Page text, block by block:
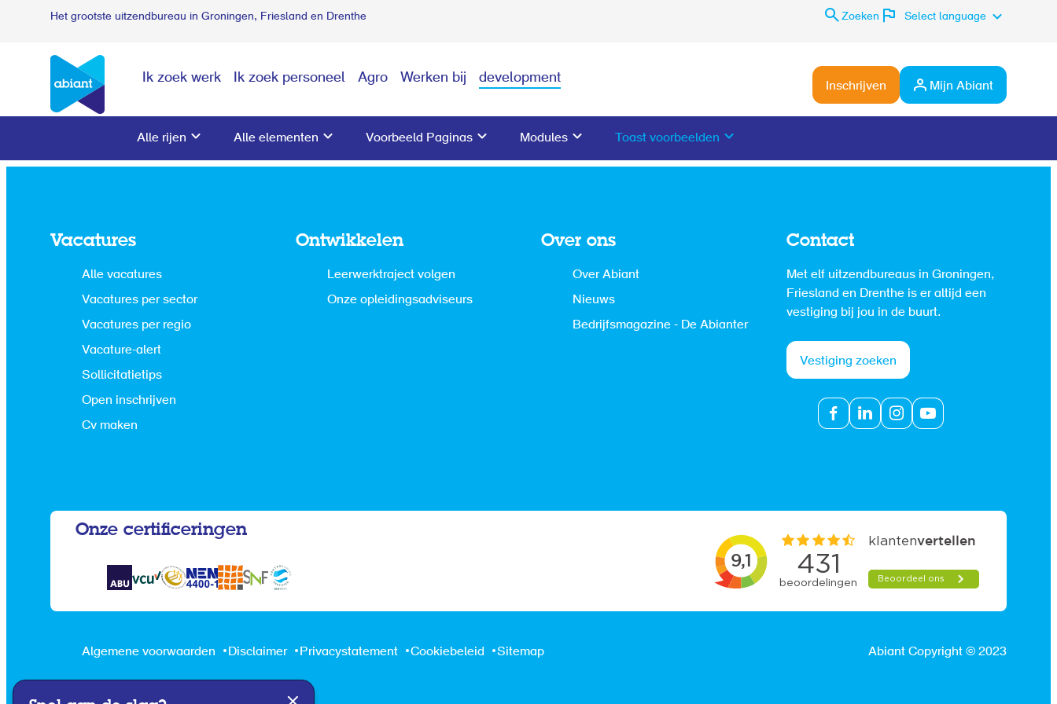
Het grootste uitzendbureau in Groningen, Friesland en Drenthe Zoeken Select language
Ik zoek werk Ik zoek personeel Agro Werken bij development
Alle rijen Alle elementen Voorbeeld Paginas Modules Toast voorbeelden
Inschrijven Mijn Abiant
Vacatures
Alle vacatures
Vacatures per sector
Vacatures per regio
Vacature-alert
Sollicitatietips
Open inschrijven
Cv maken
Ontwikkelen
Leerwerktraject volgen
Onze opleidingsadviseurs
Over ons
Over Abiant
Nieuws
Bedrijfsmagazine - De Abianter
Contact
Met elf uitzendbureaus in Groningen,
Friesland en Drenthe is er altijd een
vestiging bij jou in de buurt.
Vestiging zoeken
Onze certificeringen
Algemene voorwaarden Disclaimer Privacystatement Cookiebeleid Sitemap Abiant Copyright © 2023